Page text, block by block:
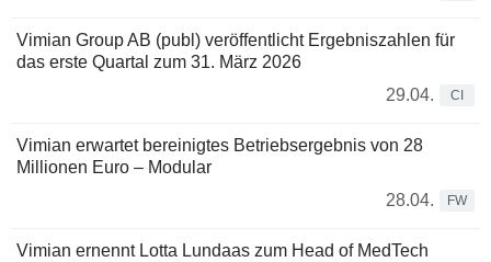
Vimian Group AB (publ) veröffentlicht Ergebniszahlen für
das erste Quartal zum 31. März 2026
29.04.
CI
Vimian erwartet bereinigtes Betriebsergebnis von 28
Millionen Euro – Modular
28.04.
FW
Vimian ernennt Lotta Lundaas zum Head of MedTech